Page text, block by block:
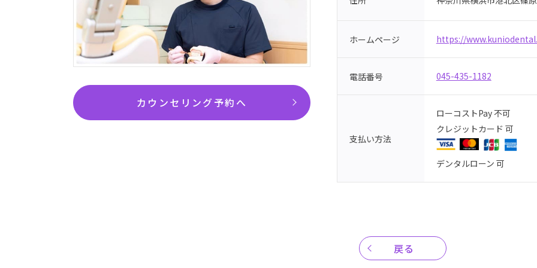
カウンセリング予約へ
ホームページ https://
電話番号 045-435-1182
支払い方法
ローコストPay 不可
クレジットカード 可
デンタルローン 可
戻る